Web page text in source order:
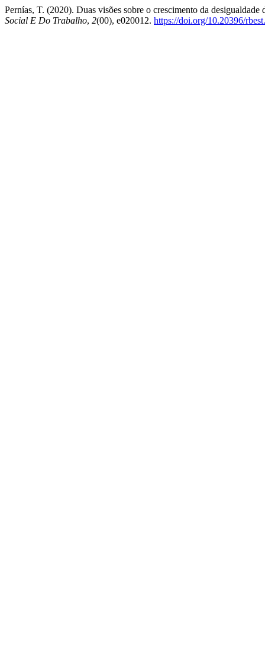
Pernías, T. (2020). Duas visões sobre o crescimento da
Social E Do Trabalho, 2(00), e020012. https://doi.org/10.20396/